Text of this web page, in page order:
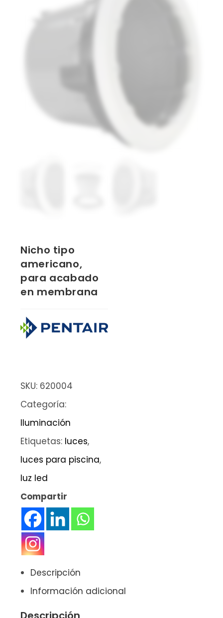
Nicho tipo
americano,
para acabado
en membrana
SKU: 620004
Categoría:
Iluminación
Etiquetas: luces,
luces para piscina,
luz led
Compartir
Descripción
Información adicional